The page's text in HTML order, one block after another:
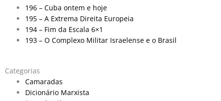
196 – Cuba ontem e hoje
195 – A Extrema Direita Europeia
194 – Fim da Escala 6×1
193 – O Complexo Militar Israelense e o Brasil
Categorias
Camaradas
Dicionário Marxista